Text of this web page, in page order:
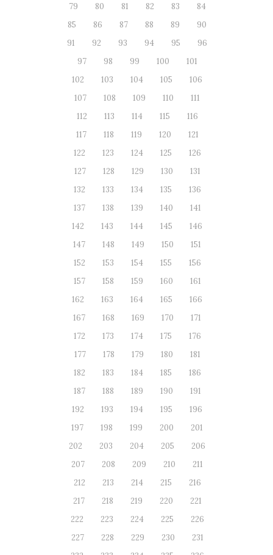
79
80 81 82 83
84
85
86 87 88 89
90
91
92 93 94 95
96
97
98 99 100
101
102
103 104 105
106
107
108 109 110
111
112
113 114 115
116
117
118 119 120
121
122
123 124 125
126
127
128 129 130
131
132
133 134 135
136
137
138 139 140
141
142
143 144 145
146
147
148 149 150
151
152
153 154 155
156
157
158 159 160
161
162
163 164 165
166
167
168 169 170
171
172
173 174 175
176
177
178 179 180
181
182
183 184 185
186
187
188 189 190
191
192
193 194 195
196
197
198 199 200
201
202
203 204 205
206
207
208 209 210
211
212
213 214 215
216
217
218 219 220
221
222
223 224 225
226
227
228 229 230
231